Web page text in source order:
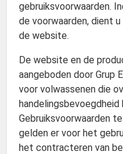
gebruiksvoorwaarden.
de voorwaarden, dient
de website.
De website en de
aangeboden door Grup
voor volwassenen die
handelingsbevoegdheid
Gebruiksvoorwaarden
gelden er voor het
het contracteren van